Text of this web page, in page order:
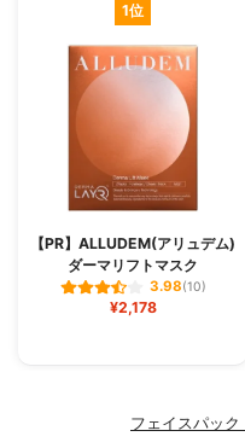
1位
【PR】ALLUDEM(アリュデム)
ダーマリフトマスク
3.98(10)
¥2,178
フェイスパッ